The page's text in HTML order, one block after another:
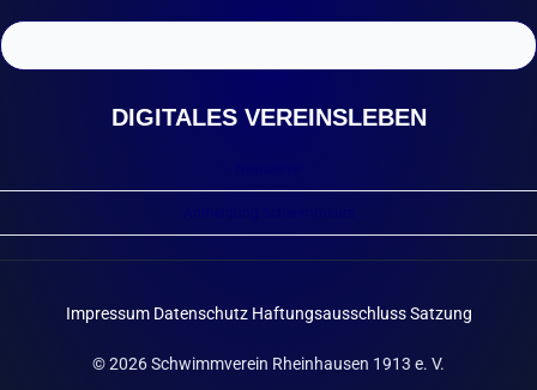
DIGITALES VEREINSLEBEN
Impressum Datenschutz Haftungsausschluss Satzung
© 2026 Schwimmverein Rheinhausen 1913 e. V.